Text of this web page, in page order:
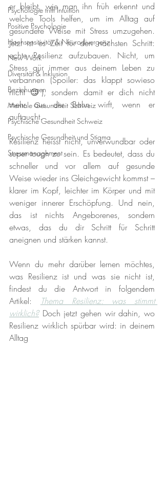
Psychologie trifft Intuition
Positive Psychologie
Hochsensitivität & Neurodivergenz
New Work
Diversität & Inklusion
Beziehungen
Mentale Gesundheit Schweiz
Psychische Gesundheit Schweiz
Psychische Gesundheit und Stigma
Stressmanagement
er bleibt, wie man ihn früh erkennt und
welche Tools helfen, um im Alltag auf
gesündere Weise mit Stress umzugehen.
Jetzt ist es Zeit für den nächsten Schritt:
echte Resilienz aufzubauen. Nicht, um
Stress gür immer aus deinem Leben zu
verbannen (Spoiler: das klappt sowieso
nicht 😉), sondern damit er dich nicht
mehr aus der Bahn wirft, wenn er
auftaucht.
Resilienz heisst nicht, unverwundbar oder
super tough zu sein. Es bedeutet, dass du
schneller und vor allem auf gesunde
Weise wieder ins Gleichgewicht kommst –
klarer im Kopf, leichter im Körper und mit
weniger innerer Erschöpfung. Und nein,
das ist nichts Angeborenes, sondern
etwas, das du dir Schritt für Schritt
aneignen und stärken kannst.
Wenn du mehr darüber lernen möchtes,
was Resilienz ist und was sie nicht ist,
findest du die Antwort in folgendem
Artikel:
Thema Resilienz: was stimmt
wirklich? Doch jetzt gehen wir dahin, wo
Resilienz wirklich spürbar wird: in deinem
Alltag